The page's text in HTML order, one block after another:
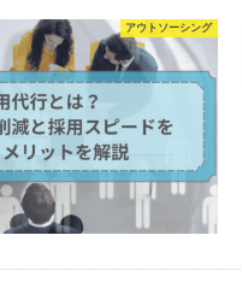
アウトソーシング